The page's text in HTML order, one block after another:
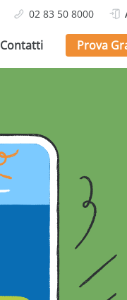
02 83 50 8000
Contatti Prova